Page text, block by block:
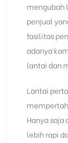
mengubah
penjual
fasilitas
adanya
lantai dan
Lantai
Hanya
lebih rapi